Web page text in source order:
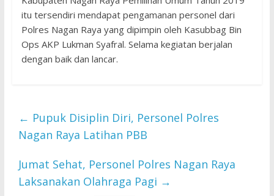
itu tersendiri mendapat pengamanan personel dari
Polres Nagan Raya yang dipimpin oleh Kasubbag Bin
Ops AKP Lukman Syafral. Selama kegiatan berjalan
dengan baik dan lancar.
← Pupuk Disiplin Diri, Personel Polres
Nagan Raya Latihan PBB
Jumat Sehat, Personel Polres Nagan Raya
Laksanakan Olahraga Pagi →